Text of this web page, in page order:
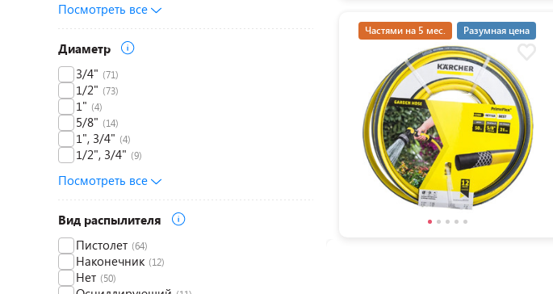
Посмотреть все
Диаметр
3/4" (71)
1/2" (73)
1" (4)
5/8" (14)
1", 3/4" (4)
1/2", 3/4" (9)
Посмотреть все
Вид распылителя
Пистолет (64)
Наконечник (12)
Нет (50)
Частями на 5 мес. Разумная цена